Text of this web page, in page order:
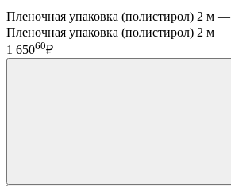
Пленочная упаковка (полистирол) 2 м —
Пленочная упаковка (полистирол) 2 м
1 65060₽